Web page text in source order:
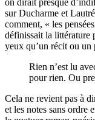
sur Ducharme et
comment, « les
définissait la littérature
yeux qu’un récit ou un
Rien n’est lu
pour rien. Ou
Cela ne revient pas à
et les notes sans ordre